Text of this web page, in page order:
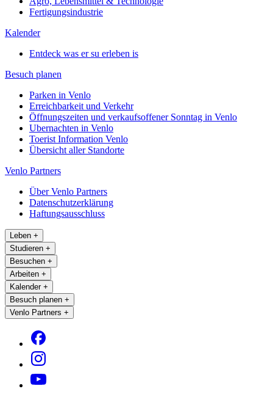
Fertigungsindustrie
Kalender
Entdeck was er su erleben is
Besuch planen
Parken in Venlo
Erreichbarkeit und Verkehr
Öffnungszeiten und verkaufsoffener Sonntag in Venlo
Ubernachten in Venlo
Toerist Information Venlo
Übersicht aller Standorte
Venlo Partners
Über Venlo Partners
Datenschutzerklärung
Haftungsausschluss
Leben +
Studieren +
Besuchen +
Arbeiten +
Kalender +
Besuch planen +
Venlo Partners +